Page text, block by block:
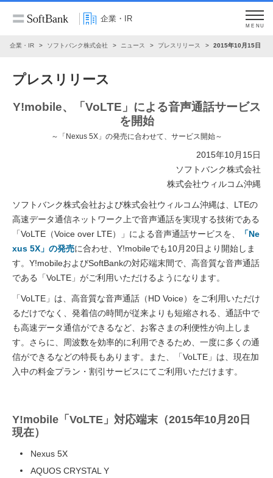
企業・IR
MENU
企業・IR ソフトバンク株式会社 ニュース プレスリリース 2015年10月15日
プレスリリース
Y!mobile、「VoLTE」による音声通話サービス
を開始
～「Nexus 5X」の発売に合わせて、サービス開始～
2015年10月15日
ソフトバンク株式会社
株式会社ウィルコム沖縄
ソフトバンク株式会社および株式会社ウィルコム沖縄は、LTEの
高速データ通信ネットワーク上で音声通話を実現する技術である
「VoLTE（Voice over LTE）」による音声通話サービスを、
「Ne
xus 5X」の発売に合わせ、Y!mobileでも10月20日より開始しま
す。Y!mobileおよびSoftBankの対応端末間で、高音質な音声通話
である「VoLTE」がご利用いただけるようになります。
「VoLTE」は、高音質な音声通話（HD Voice）をご利用いただけ
るだけでなく、発着信の時間が従来よりも短縮される、通話中で
も高速データ通信ができるなど、お客さまの利便性が向上しま
す。さらに、周波数を効率的に利用できるため、一度に多くの通
信ができるなどの特長もあります。また、「VoLTE」は、現在加
入中の料金プラン・割引サービスにてご利用いただけます。
Y!mobile「VoLTE」対応端末（2015年10月20日
現在）
Nexus 5X
AQUOS CRYSTAL Y